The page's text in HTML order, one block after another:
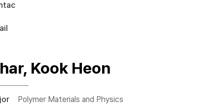
Kook Heon
Polymer Materials and Physics